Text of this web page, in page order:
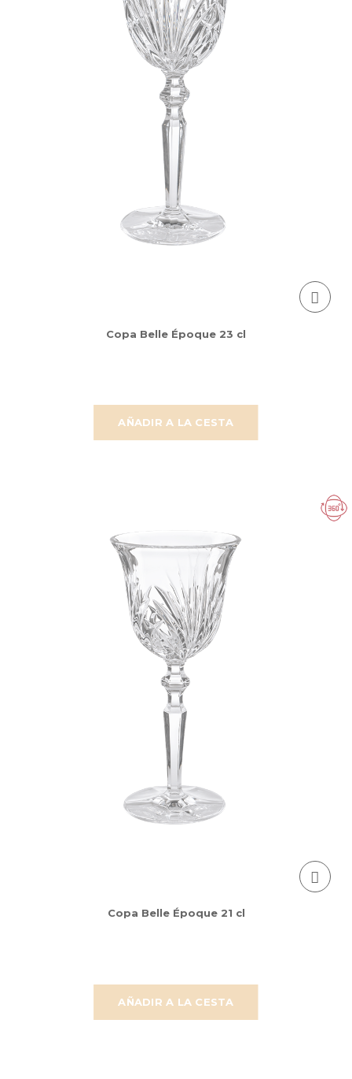
AÑADIR A LA CESTA
Copa Belle Époque 23 cl
AÑADIR A LA CESTA
Copa Belle Époque 21 cl